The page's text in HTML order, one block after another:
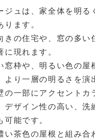
ジュは、家全体を明る
ります。
きの住宅や、窓の多い
に現れます。
窓枠や、明るい色の屋
より一層の明るさを演
の一部にアクセントカ
デザイン性の高い、洗
能です。
い茶色の屋根と組み合